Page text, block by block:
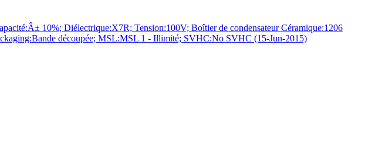
10%; Diélectrique:X7R; Tension:100V; Boîtier de condensateur Céramique:1206
découpée; MSL:MSL 1 - Illimité; SVHC:No SVHC (15-Jun-2015)